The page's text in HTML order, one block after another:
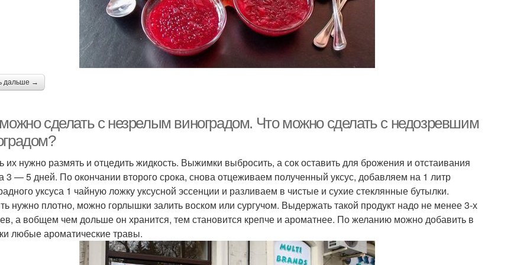
дальше →
сделать с незрелым виноградом. Что можно сделать с недозревшим
их нужно размять и отцедить жидкость. Выжимки выбросить, а сок оставить для брожения и отстаивания
3 — 5 дней. По окончании второго срока, снова отцеживаем полученный уксус, добавляем на 1 литр
уксуса 1 чайную ложку уксусной эссенции и разливаем в чистые и сухие стеклянные бутылки.
нужно плотно, можно горлышки залить воском или сургучом. Выдержать такой продукт надо не менее 3-х
а вобщем чем дольше он хранится, тем становится крепче и ароматнее. По желанию можно добавить в
любые ароматические травы.